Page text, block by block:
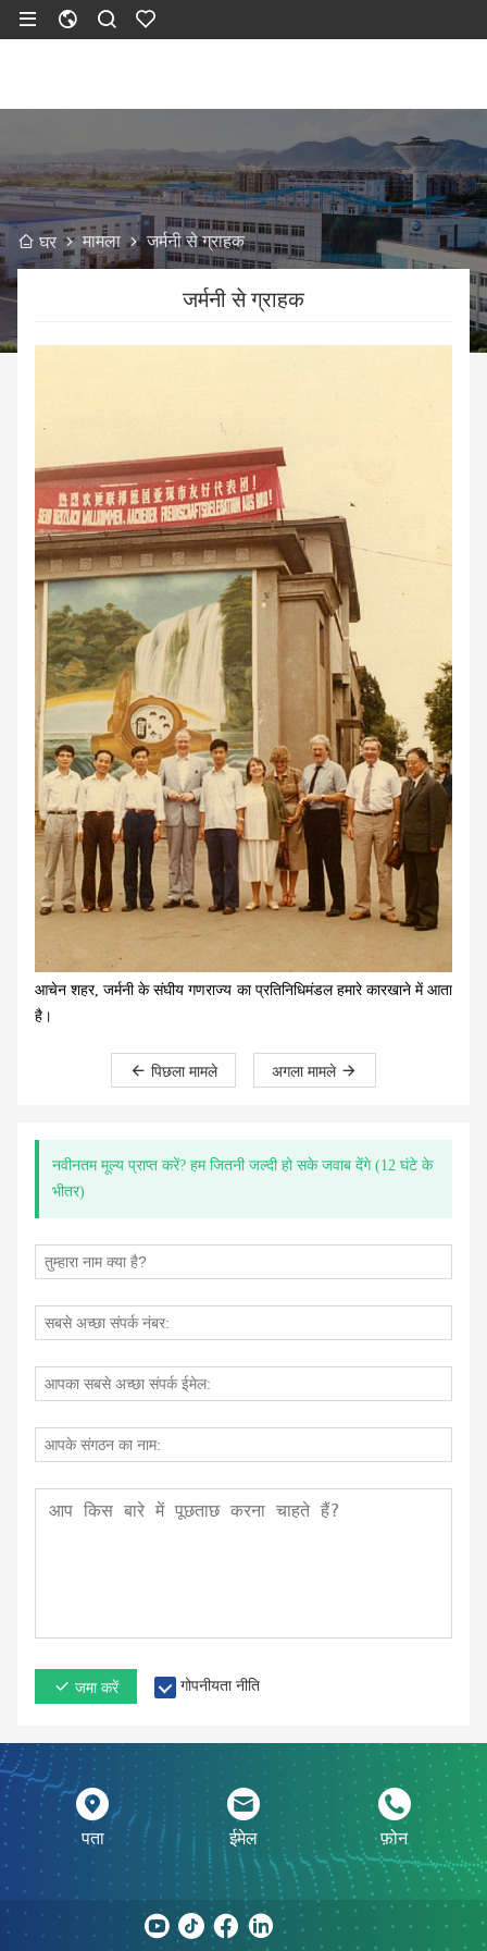
घर मामला जर्मनी से ग्राहक
जर्मनी से ग्राहक
आचेन शहर, जर्मनी के संघीय गणराज्य का प्रतिनिधिमंडल हमारे कारखाने में आता
है।
पिछला मामले अगला मामले
नवीनतम मूल्य प्राप्त करें? हम जितनी जल्दी हो सके जवाब देंगे (12 घंटे के
भीतर)
जमा करें गोपनीयता नीति
पता ईमेल फ़ोन